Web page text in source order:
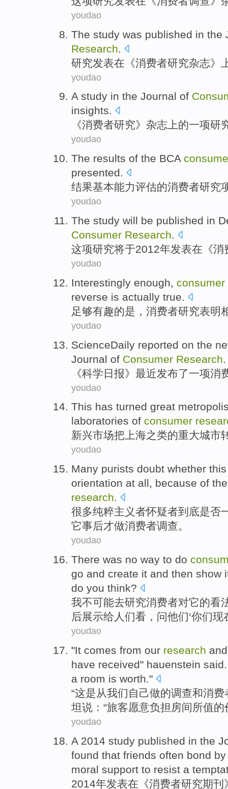
youdao
The study was published in the
Research
研究发表在 《消费者研究杂志》
youdao
A study in the Journal of
insights.
《消费者研究》 杂志 上的一项研
youdao
The results of the BCA
presented.
结果基本能力评估的消费者研究
youdao
The study will be published in
Consumer Research.
这项研究将于2012年发表在 《
youdao
Interestingly enough, consumer
reverse is actually true.
足够有趣的是 ， 消费者研究表明
youdao
ScienceDaily reported on the
Journal of Consumer Research
《科学 日报》最近发布了一项消
youdao
This has turned great
laboratories of consumer
新兴市场把 上海之类的重大城市
youdao
Many purists doubt whether
orientation at all, because of
research.
很多纯粹主义者怀疑者到底是否
它事后才做消费者调查。
youdao
There was no way to do
go and create it and then show
do you think?
我不可能去研究消费者对它的看
后展示给 人们看， 问他们‘你们现
youdao
"It comes from our research and
have received" hauenstein said
a room is worth."
“这是从我们自己做的调查和消费
坦说 ：“旅客愿意负担 房间所值的
youdao
A 2014 study published in the
found that friends often bond
moral support to resist a
2014年发表在 《消费者研究期刊